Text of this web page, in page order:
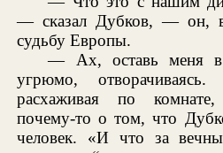
— сказал Дубков, — он,
судьбу Европы.
— Ах, оставь меня
угрюмо,
расхаживая по
почему-то о том, что
человек. «И что за